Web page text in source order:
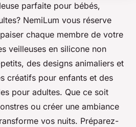
parfaite pour bébés,
NemiLum vous réserve
chaque membre de votre
veilleuses en silicone non
des designs animaliers et
créatifs pour enfants et des
pour adultes. Que ce soit
ou créer une ambiance
vos nuits. Préparez-